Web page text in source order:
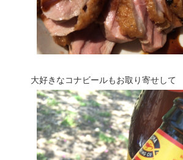
大好きなコナビールもお取り寄せして